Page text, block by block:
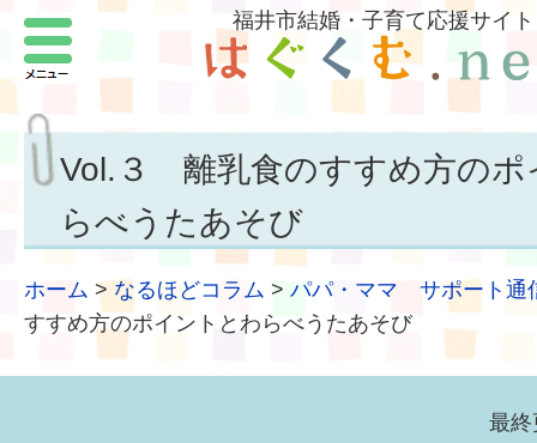
福井市結婚・子育て応援サイト
Vol.３ 離乳食のすすめ方のポ
らべうたあそび
ホーム > なるほどコラム > パパ・ママ サポート通
すすめ方のポイントとわらべうたあそび
最終
メニュー
子どもがほしい
福井の子育て環境